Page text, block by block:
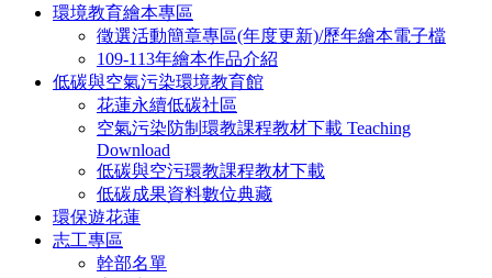
環境教育繪本專區
徵選活動簡章專區(年度更新)/歷年繪本電子檔
109-113年繪本作品介紹
低碳與空氣污染環境教育館
花蓮永續低碳社區
空氣污染防制環教課程教材下載 Teaching
Download
低碳與空污環教課程教材下載
低碳成果資料數位典藏
環保遊花蓮
志工專區
幹部名單